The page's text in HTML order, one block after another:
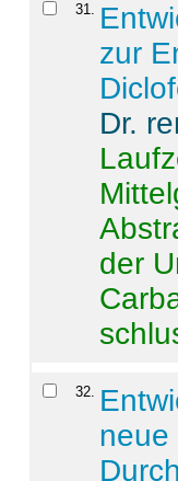
31.
zur
Dr.
der
32.
neue